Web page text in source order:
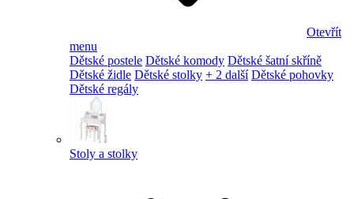
Otevřít
menu
Dětské postele Dětské komody Dětské šatní skříně
Dětské židle Dětské stolky + 2 další Dětské pohovky
Dětské regály
Stoly a stolky